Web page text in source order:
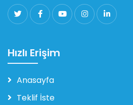
Hızlı Erişim
Anasayfa
Teklif İste